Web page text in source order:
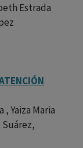
Estrada
Yaiza Maria
Suárez,